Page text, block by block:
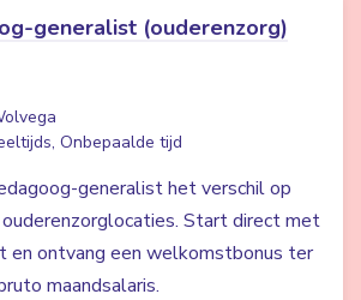
generalist (ouderenzorg)
Onbepaalde tijd
generalist het verschil op
Start direct met
en ontvang een welkomstbonus ter
maandsalaris.